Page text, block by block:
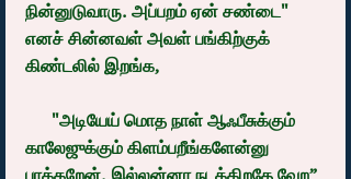
நின்னுடுவாரு. அப்பறம் ஏன் சண்டை"
எனச் சின்னவள் அவள் பங்கிற்குக்
கிண்டலில் இறங்க,
காலேஜுக்கும் கிளம்பறீங்களேன்னு